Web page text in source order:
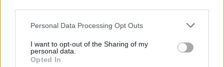
Personal Data Processing Opt Outs
I want to opt-out of the Sharing of my
personal data.
Opted In
Ker prometna varnost v mestih postaja vse večji
izziv zaradi porastae-skirojev, bo AVP nadaljevala
pilotnimi delavnicami Varno z e-skirojem